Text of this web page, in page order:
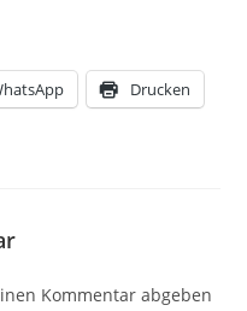
Drucken
Kommentar abgeben